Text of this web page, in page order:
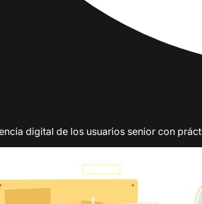
digital de los usuarios senior con